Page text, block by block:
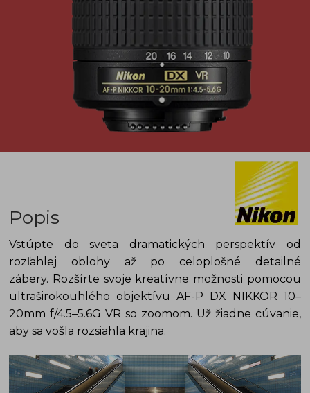
Popis
Vstúpte do sveta dramatických perspektív od
rozľahlej oblohy až po celoplošné detailné
zábery. Rozšírte svoje kreatívne možnosti pomocou
ultraširokouhlého objektívu AF-P DX NIKKOR 10–
20mm f/4.5–5.6G VR so zoomom. Už žiadne cúvanie,
aby sa vošla rozsiahla krajina.